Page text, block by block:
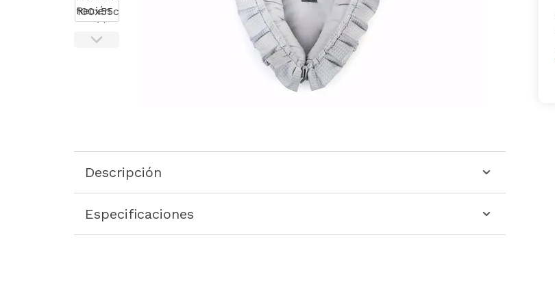
Descripción
Especificaciones